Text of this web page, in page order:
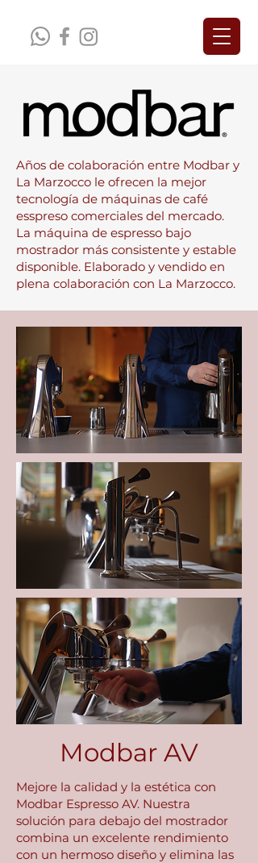
Años de colaboración entre Modbar y
La Marzocco le ofrecen la mejor
tecnología de máquinas de café
esspreso comerciales del mercado.
La máquina de espresso bajo
mostrador más consistente y estable
disponible. Elaborado y vendido en
plena colaboración con La Marzocco.
Modbar AV
Mejore la calidad y la estética con
Modbar Espresso AV. Nuestra
solución para debajo del mostrador
combina un excelente rendimiento
con un hermoso diseño y elimina las